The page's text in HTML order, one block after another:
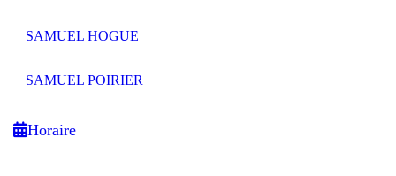
SAMUEL HOGUE
SAMUEL POIRIER
Horaire